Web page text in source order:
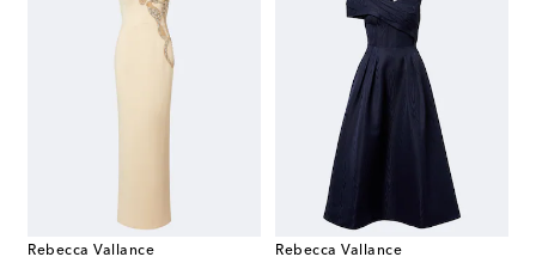
Rebecca Vallance
Rebecca Vallance